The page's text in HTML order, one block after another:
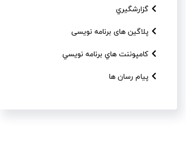
گزارشگيري
پلاگین های برنامه نویسی
کامپوننت هاي برنامه نويسي
پیام رسان ها